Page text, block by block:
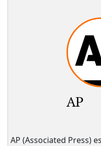
AP
AP (Associated Press)